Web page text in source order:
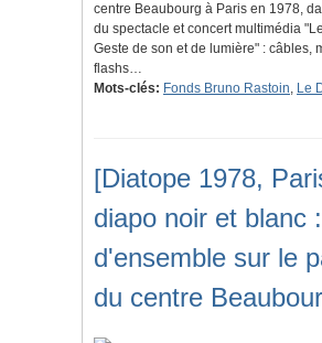
centre Beaubourg à Paris en 1978,
du spectacle et concert multimédia
Geste de son et de lumière" : câbles,
flashs…
Mots-clés: Fonds Bruno Rastoin, Le
[Diatope 1978,
diapo noir et blanc
d'ensemble sur le
du centre